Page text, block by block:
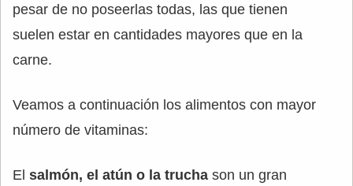
pesar de no poseerlas todas, las que tienen
suelen estar en cantidades mayores que en la
carne.
Veamos a continuación los alimentos con mayor
número de vitaminas:
El salmón, el atún o la trucha son un gran